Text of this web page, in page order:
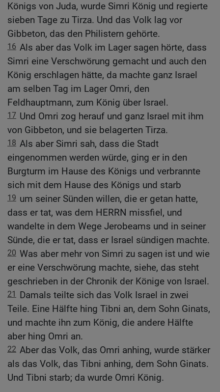
Königs von Juda, wurde Simri König und regierte
sieben Tage zu Tirza. Und das Volk lag vor
Gibbeton, das den Philistern gehörte.
16 Als aber das Volk im Lager sagen hörte, dass
Simri eine Verschwörung gemacht und auch den
König erschlagen hätte, da machte ganz Israel
am selben Tag im Lager Omri, den
Feldhauptmann, zum König über Israel.
17 Und Omri zog herauf und ganz Israel mit ihm
von Gibbeton, und sie belagerten Tirza.
18 Als aber Simri sah, dass die Stadt
eingenommen werden würde, ging er in den
Burgturm im Hause des Königs und verbrannte
sich mit dem Hause des Königs und starb
19 um seiner Sünden willen, die er getan hatte,
dass er tat, was dem HERRN missfiel, und
wandelte in dem Wege Jerobeams und in seiner
Sünde, die er tat, dass er Israel sündigen machte.
20 Was aber mehr von Simri zu sagen ist und wie
er eine Verschwörung machte, siehe, das steht
geschrieben in der Chronik der Könige von Israel.
21
Damals teilte sich das Volk Israel in zwei
Teile. Eine Hälfte hing Tibni an, dem Sohn Ginats,
und machte ihn zum König, die andere Hälfte
aber hing Omri an.
22 Aber das Volk, das Omri anhing, wurde stärker
als das Volk, das Tibni anhing, dem Sohn Ginats.
Und Tibni starb; da wurde Omri König.